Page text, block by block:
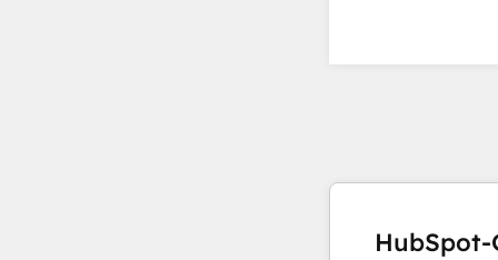
HubSpot-